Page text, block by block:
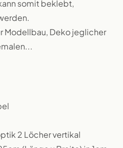
somit beklebt,
Modellbau, Deko jeglicher
2 Löcher vertikal